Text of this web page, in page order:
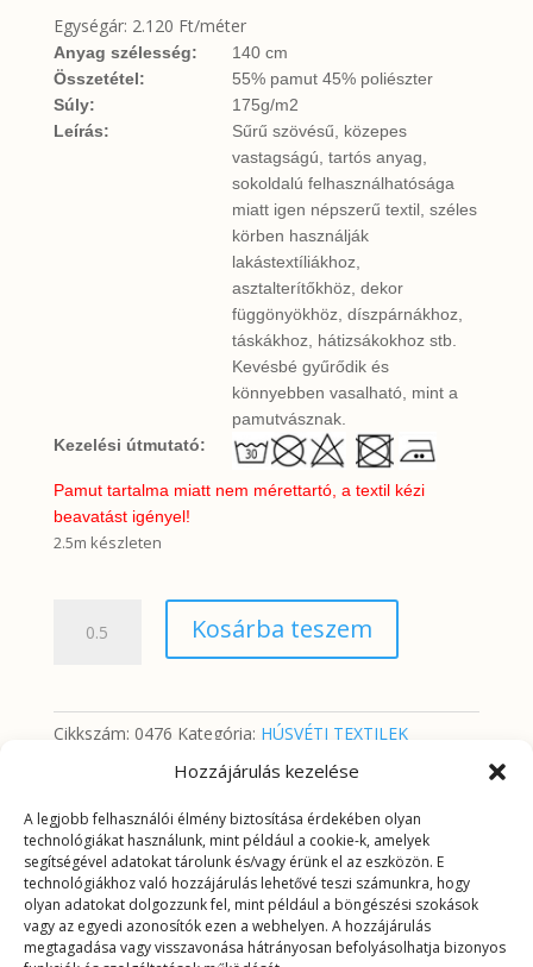
Hozzájárulás kezelése
A legjobb felhasználói élmény biztosítása érdekében olyan
technológiákat használunk, mint például a cookie-k, amelyek
segítségével adatokat tárolunk és/vagy érünk el az eszközön. E
technológiákhoz való hozzájárulás lehetővé teszi számunkra, hogy
olyan adatokat dolgozzunk fel, mint például a böngészési szokások
vagy az egyedi azonosítók ezen a webhelyen. A hozzájárulás
megtagadása vagy visszavonása hátrányosan befolyásolhatja bizonyos
Egységár: 2.120 Ft/méter
Anyag szélesség:
140 cm
Összetétel:
55% pamut 45% poliészter
Súly:
175g/m2
Leírás:
Sűrű szövésű, közepes
vastagságú, tartós anyag,
sokoldalú felhasználhatósága
miatt igen népszerű textil, széles
körben használják
lakástextíliákhoz,
asztalterítőkhöz, dekor
függönyökhöz, díszpárnákhoz,
táskákhoz, hátizsákokhoz stb.
Kevésbé gyűrődik és
könnyebben vasalható, mint a
pamutvásznak.
Kezelési útmutató:
Pamut tartalma miatt nem mérettartó, a textil kézi
beavatást igényel!
2.5m készleten
tojások
alapon
Kosárba teszem
Cikkszám: 0476 Kategória: HÚSVÉTI TEXTILEK
További információk
További információk